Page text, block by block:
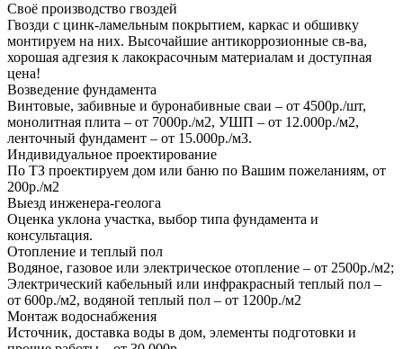
Своё производство гвоздей
Гвозди с цинк-ламельным покрытием, каркас и обшивку
монтируем на них. Высочайшие антикоррозионные св-ва,
хорошая адгезия к лакокрасочным материалам и доступная
цена!
Возведение фундамента
Винтовые, забивные и буронабивные сваи – от 4500р./шт,
монолитная плита – от 7000р./м2, УШП – от 12.000р./м2,
ленточный фундамент – от 15.000р./м3.
Индивидуальное проектирование
По ТЗ проектируем дом или баню по Вашим пожеланиям, от
200р./м2
Выезд инженера-геолога
Оценка уклона участка, выбор типа фундамента и
консультация.
Отопление и теплый пол
Водяное, газовое или электрическое отопление – от 2500р./м2;
Электрический кабельный или инфракрасный теплый пол –
от 600р./м2, водяной теплый пол – от 1200р./м2
Монтаж водоснабжения
Источник, доставка воды в дом, элементы подготовки и